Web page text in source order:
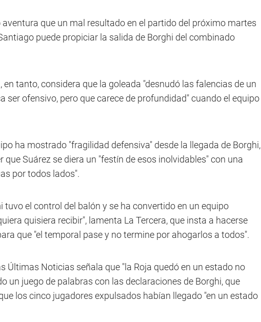
que un mal resultado en el partido del próximo martes
puede propiciar la salida de Borghi del combinado
en tanto, considera que la goleada "desnudó las falencias de un
ser ofensivo, pero que carece de profundidad" cuando el equipo
ha mostrado "fragilidad defensiva" desde la llegada de Borghi,
que Suárez se diera un "festín de esos inolvidables" con una
por todos lados".
tuvo el control del balón y se ha convertido en un equipo
quisiera recibir", lamenta La Tercera, que insta a hacerse
que "el temporal pase y no termine por ahogarlos a todos".
Últimas Noticias señala que "la Roja quedó en un estado no
un juego de palabras con las declaraciones de Borghi, que
los cinco jugadores expulsados habían llegado "en un estado